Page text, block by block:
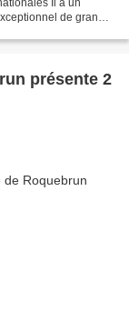
Il a un
de grande
présente 2